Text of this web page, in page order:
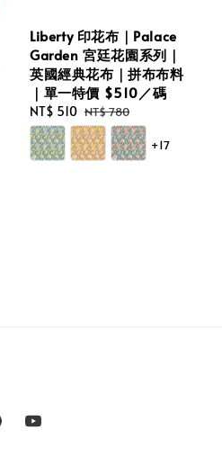
Liberty 印花布｜Palace
Garden 宮廷花園系列｜
英國經典花布｜拼布布料
｜單一特價 $510／碼
Sale
price
NT$ 510 Regular
price
NT$ 780
+17